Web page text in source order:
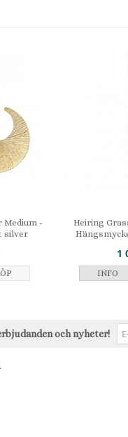
Medium -
silver
Heiring
1
INFO
och nyheter!